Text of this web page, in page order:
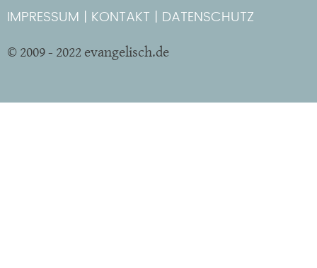
IMPRESSUM KONTAKT DATENSCHUTZ
© 2009 - 2022 evangelisch.de